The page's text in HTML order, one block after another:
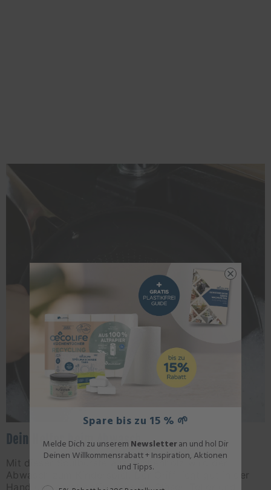
Dein Helfer beim Abwasch
Mit dieser Spülbürste aus Buchenholz wird der
Abwasch zum Kinderspiel. Der Griff liegt gut in der
Hand und sorgt dafür, dass du Gläser, Teller und
Spare bis zu 15 % 🌱
Melde Dich zu unserem Newsletter an und hol Dir
Deinen Willkommensrabatt + Inspiration, Aktionen
und Tipps.